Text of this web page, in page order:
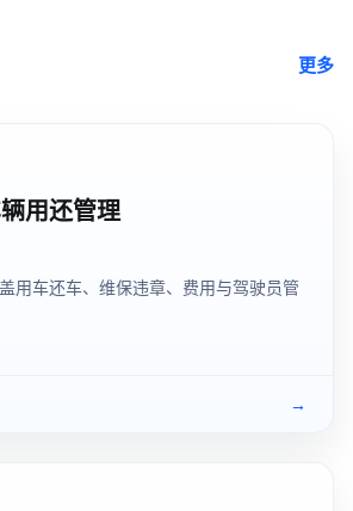
更多
用还管理
用车还车、维保违章、费用与驾驶员管
→